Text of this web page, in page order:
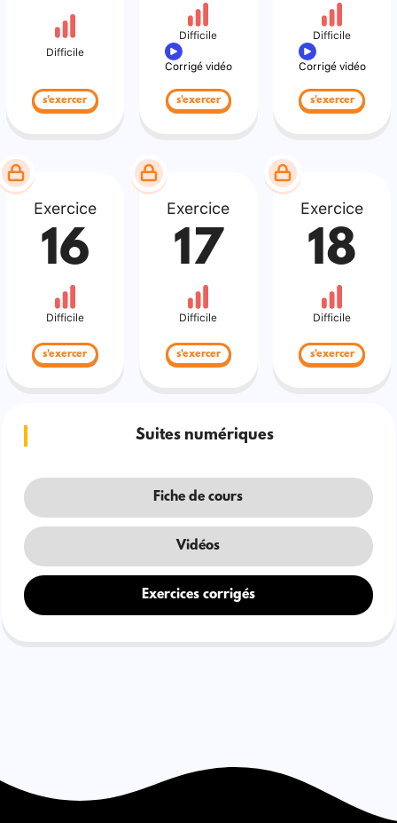
Difficile
s'exercer
Difficile
Corrigé vidéo
s'exercer
Difficile
Corrigé vidéo
s'exercer
Exercice
16
Difficile
s'exercer
Exercice
17
Difficile
s'exercer
Exercice
18
Difficile
s'exercer
Suites numériques
Fiche de cours
Vidéos
Exercices corrigés